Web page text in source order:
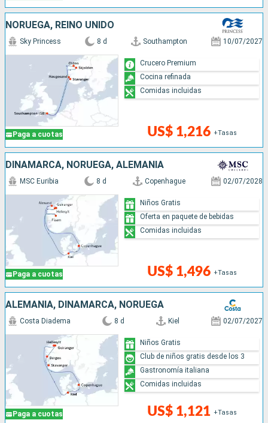
NORUEGA, REINO UNIDO
Paga a cuotas
Sky Princess 8 d Southampton 10/07/2027
US$ 1,216 +Tasas
Crucero Premium
Cocina refinada
Comidas incluidas
DINAMARCA, NORUEGA, ALEMANIA
Paga a cuotas
MSC Euribia 8 d Copenhague 02/07/2028
US$ 1,496 +Tasas
Niños Gratis
Oferta en paquete de bebidas
Comidas incluidas
ALEMANIA, DINAMARCA, NORUEGA
Paga a cuotas
Costa Diadema 8 d Kiel 02/07/2027
US$ 1,121 +Tasas
Niños Gratis
Club de niños gratis desde los 3
Gastronomía italiana
Comidas incluidas